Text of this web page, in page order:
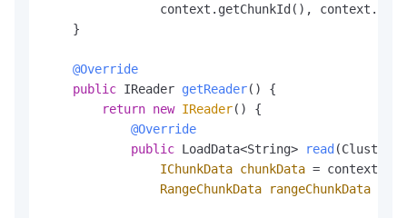
context.getChunkId(),
    }
@Override
public IReader getReader()
{
return new IReader() {
@Override
public LoadData<String> read
IChunkData chunkData =
RangeChunkData
rangeChunkData